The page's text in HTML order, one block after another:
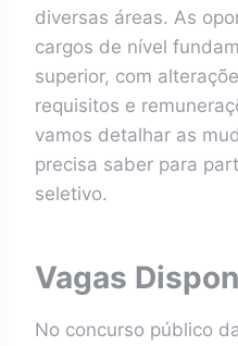
diversas áreas. As
cargos de nível
superior, com
requisitos e
vamos detalhar as
precisa saber para
seletivo.
Vagas
No concurso público